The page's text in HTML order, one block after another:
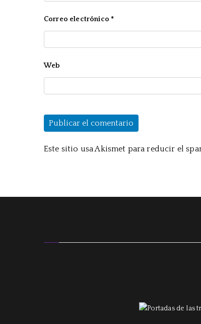
Correo electrónico *
Web
Este sitio usa Akismet para reducir el